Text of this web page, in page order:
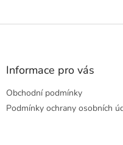
Z
Informace pro vás
Obchodní podmínky
Podmínky ochrany osobních